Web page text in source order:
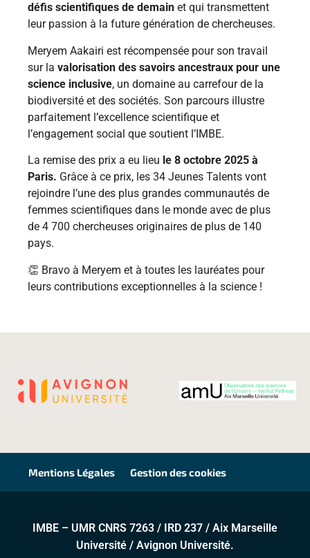
défis scientifiques de demain et qui transmettent
leur passion à la future génération de chercheuses.
Meryem Aakairi est récompensée pour son travail
sur la valorisation des savoirs ancestraux pour une
science inclusive, un domaine au carrefour de la
biodiversité et des sociétés. Son parcours illustre
parfaitement l’excellence scientifique et
l’engagement social que soutient l’IMBE.
La remise des prix a eu lieu le 8 octobre 2025 à
Paris. Grâce à ce prix, les 34 Jeunes Talents vont
rejoindre l’une des plus grandes communautés de
femmes scientifiques dans le monde avec de plus
de 4 700 chercheuses originaires de plus de 140
pays.
👏 Bravo à Meryem et à toutes les lauréates pour
leurs contributions exceptionnelles à la science !
Mentions Légales Gestion des cookies
IMBE – UMR CNRS 7263 / IRD 237 / Aix Marseille
Université / Avignon Université.